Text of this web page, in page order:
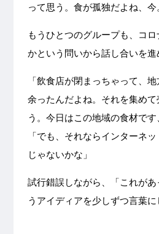
って思う。食が孤独だよね、今
もうひとつのグループも、コ
かという問いから話し合いを進
「飲食店が閉まっちゃって、
余ったんだよね。それを集め
う。今日はこの地域の食材です
「でも、それならインターネ
じゃないかな」
試行錯誤しながら、「これが
うアイディアを少しずつ言葉に